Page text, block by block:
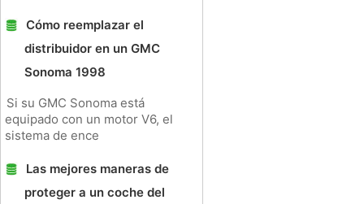
Cómo reemplazar el
distribuidor en un GMC
Sonoma 1998
Si su GMC Sonoma está
equipado con un motor V6, el
sistema de ence
Las mejores maneras de
proteger a un coche del